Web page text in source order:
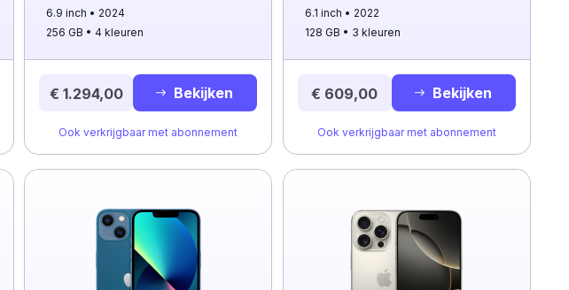
6.9 inch
2024
256 GB
4 kleuren
€ 1.294,00 Bekijken
Ook verkrijgbaar met abonnement
6.1 inch
2022
128 GB
3 kleuren
€ 609,00 Bekijken
Ook verkrijgbaar met abonnement